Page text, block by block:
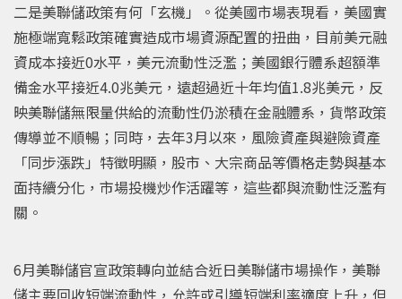
二是美聯儲政策有何「玄機」。從美國市場表現看，美國實
施極端寬鬆政策確實造成市場資源配置的扭曲，目前美元融
資成本接近0水平，美元流動性泛濫；美國銀行體系超額準
備金水平接近4.0兆美元，遠超過近十年均值1.8兆美元，反
映美聯儲無限量供給的流動性仍淤積在金融體系，貨幣政策
傳導並不順暢；同時，去年3月以來，風險資產與避險資產
「同步漲跌」特徵明顯，股市、大宗商品等價格走勢與基本
面持續分化，市場投機炒作活躍等，這些都與流動性泛濫有
關。
6月美聯儲官宣政策轉向並結合近日美聯儲市場操作，美聯